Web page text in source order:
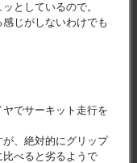
としているので。
じがしないわけでも
でサーキット走行を
、絶対的にグリップ
べると劣るようで